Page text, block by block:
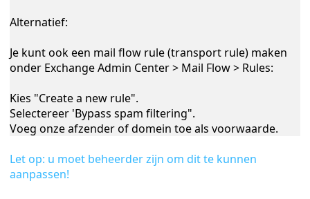
Alternatief:
Je kunt ook een mail flow rule (transport rule) maken
onder Exchange Admin Center > Mail Flow > Rules:
Kies "Create a new rule".
Selectereer 'Bypass spam filtering".
Voeg onze afzender of domein toe als voorwaarde.
Let op: u moet beheerder zijn om dit te kunnen
aanpassen!